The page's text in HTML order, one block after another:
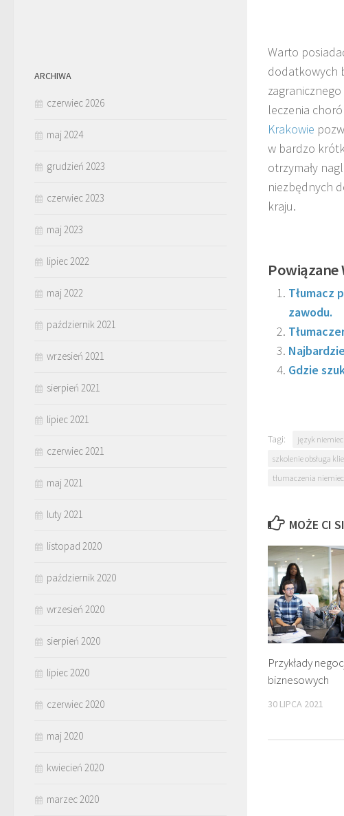
Warto
dodatkowych
leczenia
Krakowie
w bardzo
otrzymały
niezbędnych
kraju.
Powiązane
Tłumacz
zawodu.
Gdzie
Tagi: język
szkolenie obsługa
tłumaczenia
MOŻE CI
Przykłady
biznesowych
30 LIPCA 2021
ARCHIWA
czerwiec 2026
maj 2024
grudzień 2023
czerwiec 2023
maj 2023
lipiec 2022
maj 2022
październik 2021
wrzesień 2021
sierpień 2021
lipiec 2021
czerwiec 2021
maj 2021
luty 2021
listopad 2020
październik 2020
wrzesień 2020
sierpień 2020
lipiec 2020
czerwiec 2020
maj 2020
kwiecień 2020
marzec 2020